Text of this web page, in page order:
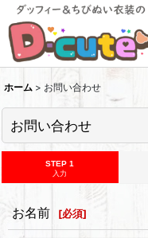
ホーム > お問い合わせ
お問い合わせ
STEP 1
入力
お名前 [必須]